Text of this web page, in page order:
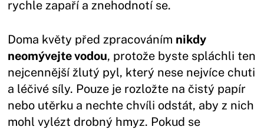
rychle zapaří a znehodnotí se.
Doma květy před zpracováním nikdy
neomývejte vodou, protože byste spláchli ten
nejcennější žlutý pyl, který nese nejvíce chuti
a léčivé síly. Pouze je rozložte na čistý papír
nebo utěrku a nechte chvíli odstát, aby z nich
mohl vylézt drobný hmyz. Pokud se